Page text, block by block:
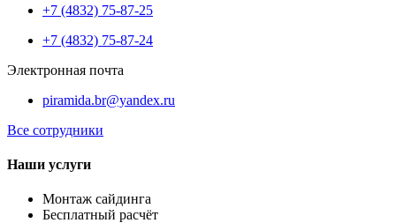
+7 (4832) 75-87-25
+7 (4832) 75-87-24
Электронная почта
piramida.br@yandex.ru
Все сотрудники
Наши услуги
Монтаж сайдинга
Бесплатный расчёт